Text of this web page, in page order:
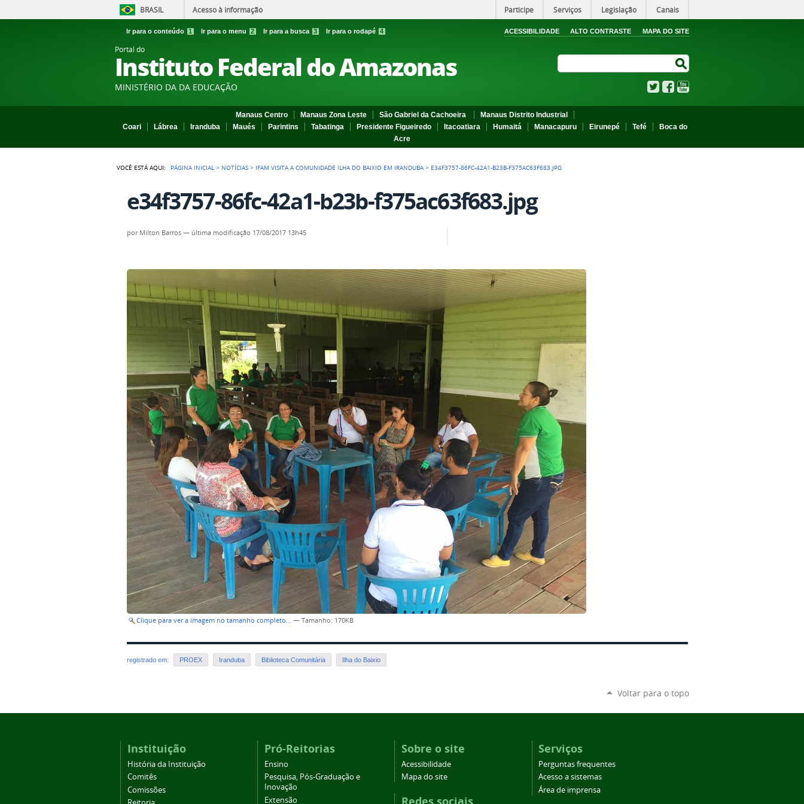
BRASIL Acesso à informação Participe Serviços Legislação Canais
Ir para o conteúdo 1 Ir para o menu 2 Ir para a busca 3 Ir para o rodapé 4 ACESSIBILIDADE ALTO CONTRASTE MAPA DO SITE
Portal do
Instituto Federal do Amazonas
MINISTÉRIO DA DA EDUCAÇÃO TwitterFacebook
Manaus Centro Manaus Zona Leste São Gabriel da Cachoeira
Manaus Distrito Industrial
Coari
Lábrea Iranduba Maués Parintins Tabatinga Presidente Figueiredo Itacoatiara Humaitá Manacapuru Eirunepé Tefé
Boca do
Acre
VOCÊ ESTÁ AQUI: PÁGINA INICIAL > NOTÍCIAS > IFAM VISITA A COMUNIDADE ILHA DO BAIXIO EM IRANDUBA > E34F3757-86FC-42A1-B23B-F375AC63F683.JPG
e34f3757-86fc-42a1-b23b-f375ac63f683.jpg
por Milton Barros— última modificação 17/08/2017 13h45
Clique para ver a imagem no tamanho completo… — Tamanho: 170KB
registrado em: PROEX Iranduba Biblioteca Comunitária Ilha do Baixio
Voltar para o topo
Instituição
História da Instituição
Comitês
Comissões
Pró-Reitorias
Ensino
Pesquisa, Pós-Graduação e
Inovação
Extensão
Sobre o site
Acessibilidade
Mapa do site
Serviços
Perguntas frequentes
Acesso a sistemas
Área de imprensa